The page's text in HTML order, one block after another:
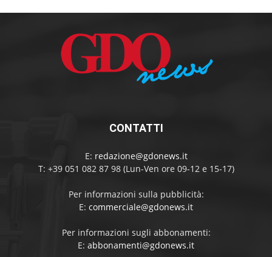
CONTATTI
E: redazione@gdonews.it
T: +39 051 082 87 98 (Lun-Ven ore 09-12 e 15-17)
Per informazioni sulla pubblicità:
E: commerciale@gdonews.it
Per informazioni sugli abbonamenti:
E: abbonamenti@gdonews.it